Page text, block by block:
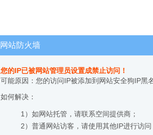
网站防火墙
您的IP已被网站管理员设置成禁止访问！
可能原因：您的访问IP被添加到网站安全狗IP黑
如何解决：
1）如网站托管，请联系空间提供商；
2）普通网站访客，请使用其他IP进行访